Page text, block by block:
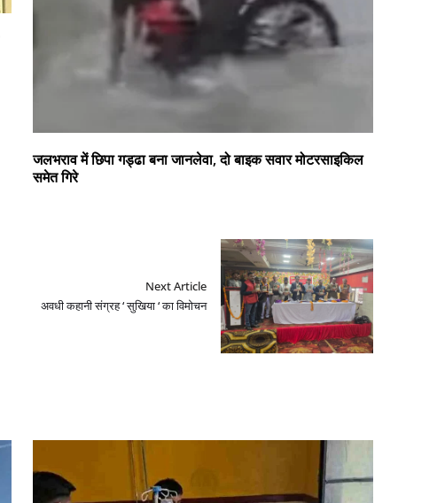
जलभराव में छिपा गड्ढा बना जानलेवा, दो बाइक सवार मोटरसाइकिल
समेत गिरे
Next Article
अवधी कहानी संग्रह ‘ सुखिया ‘ का विमोचन